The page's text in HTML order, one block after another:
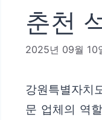
춘천
2025년 09월 10
강원특별자치
문 업체의 역